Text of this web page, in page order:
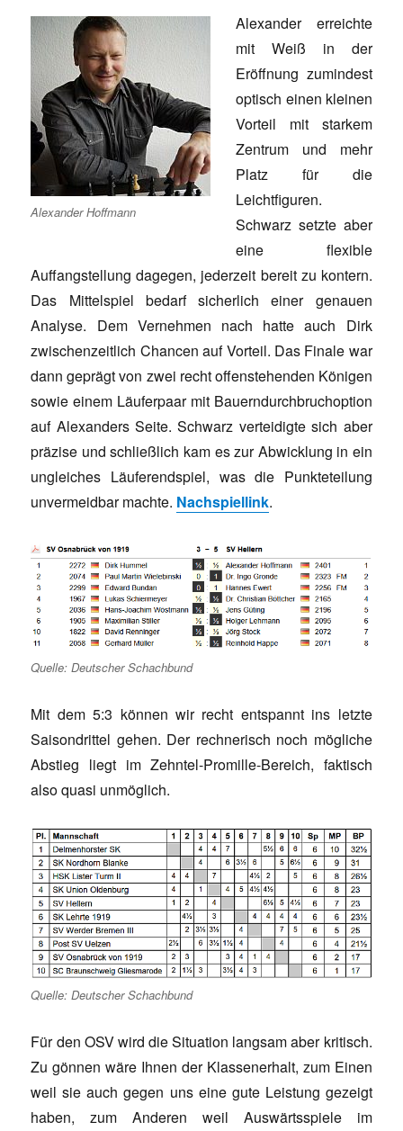
Alexander Hoffmann
Alexander erreichte
mit Weiß in der
Eröffnung zumindest
optisch einen kleinen
Vorteil mit starkem
Zentrum und mehr
Platz für die
Leichtfiguren.
Schwarz setzte aber
eine flexible
Auffangstellung dagegen, jederzeit bereit zu kontern.
Das Mittelspiel bedarf sicherlich einer genauen
Analyse. Dem Vernehmen nach hatte auch Dirk
zwischenzeitlich Chancen auf Vorteil. Das Finale war
dann geprägt von zwei recht offenstehenden Königen
sowie einem Läuferpaar mit Bauerndurchbruchoption
auf Alexanders Seite. Schwarz verteidigte sich aber
präzise und schließlich kam es zur Abwicklung in ein
ungleiches Läuferendspiel, was die Punkteteilung
unvermeidbar machte. Nachspiellink.
Quelle: Deutscher Schachbund
Mit dem 5:3 können wir recht entspannt ins letzte
Saisondrittel gehen. Der rechnerisch noch mögliche
Abstieg liegt im Zehntel-Promille-Bereich, faktisch
also quasi unmöglich.
Quelle: Deutscher Schachbund
Für den OSV wird die Situation langsam aber kritisch.
Zu gönnen wäre Ihnen der Klassenerhalt, zum Einen
weil sie auch gegen uns eine gute Leistung gezeigt
haben, zum Anderen weil Auswärtsspiele im